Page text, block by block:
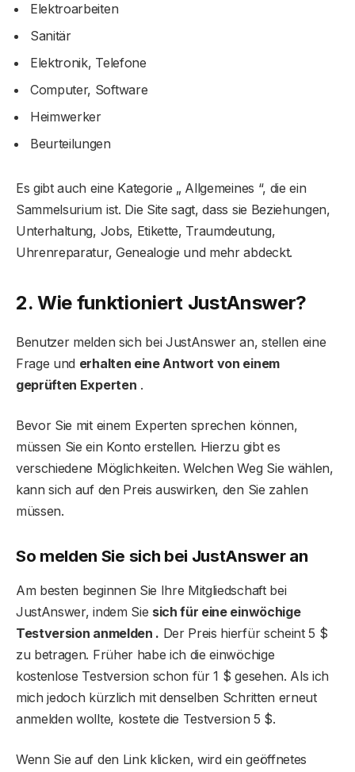
Elektroarbeiten
Sanitär
Elektronik, Telefone
Computer, Software
Heimwerker
Beurteilungen
Es gibt auch eine Kategorie „ Allgemeines “, die ein
Sammelsurium ist. Die Site sagt, dass sie Beziehungen,
Unterhaltung, Jobs, Etikette, Traumdeutung,
Uhrenreparatur, Genealogie und mehr abdeckt.
2. Wie funktioniert JustAnswer?
Benutzer melden sich bei JustAnswer an, stellen eine
Frage und erhalten eine Antwort von einem
geprüften Experten .
Bevor Sie mit einem Experten sprechen können,
müssen Sie ein Konto erstellen. Hierzu gibt es
verschiedene Möglichkeiten. Welchen Weg Sie wählen,
kann sich auf den Preis auswirken, den Sie zahlen
müssen.
So melden Sie sich bei JustAnswer an
Am besten beginnen Sie Ihre Mitgliedschaft bei
JustAnswer, indem Sie sich für eine einwöchige
Testversion anmelden . Der Preis hierfür scheint 5 $
zu betragen. Früher habe ich die einwöchige
kostenlose Testversion schon für 1 $ gesehen. Als ich
mich jedoch kürzlich mit denselben Schritten erneut
anmelden wollte, kostete die Testversion 5 $.
Wenn Sie auf den Link klicken, wird ein geöffnetes